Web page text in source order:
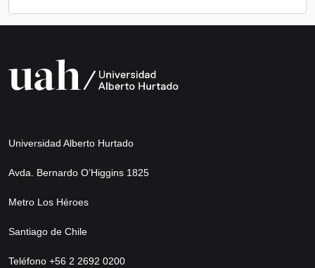
Universidad Alberto Hurtado
Avda. Bernardo O’Higgins 1825
Metro Los Héroes
Santiago de Chile
Teléfono +56 2 2692 0200